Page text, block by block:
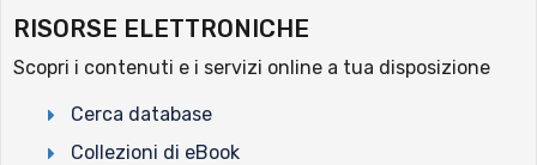
RISORSE ELETTRONICHE
Scopri i contenuti e i servizi online a tua disposizione
Cerca database
Collezioni di eBook